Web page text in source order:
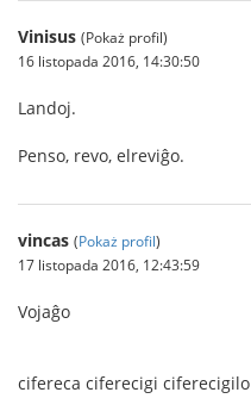
Vinisus (Pokaż profil)
16 listopada 2016, 14:30:50
Landoj.
Penso, revo, elreviĝo.
vincas (Pokaż profil)
17 listopada 2016, 12:43:59
Vojaĝo
cifereca ciferecigi ciferecigilo